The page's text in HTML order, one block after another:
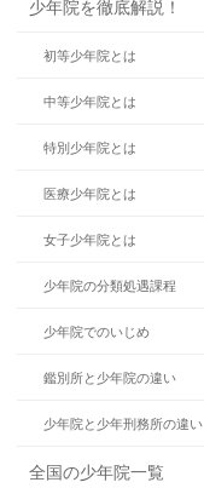
少年院を徹底解説！
初等少年院とは
中等少年院とは
特別少年院とは
医療少年院とは
女子少年院とは
少年院の分類処遇課程
少年院でのいじめ
鑑別所と少年院の違い
少年院と少年刑務所の違い
全国の少年院一覧